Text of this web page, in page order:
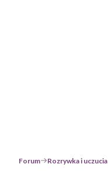
Forum Rozrywka i uczucia